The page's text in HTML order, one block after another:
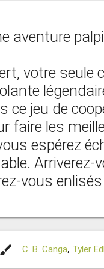
aventure
votre seule
ce jeu de
faire les
espérez
vous
brush C. B. Canga, Tyler